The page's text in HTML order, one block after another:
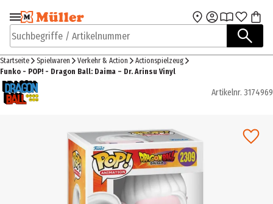
Zur Navigation
springen
Zum Hauptinhalt
Suchbegriffe / Artikelnummer
Startseite Spielwaren Verkehr & Action
Actionspielzeug
Funko - POP! - Dragon Ball: Daima – Dr. Arinsu Vinyl
Artikelnr. 3174969